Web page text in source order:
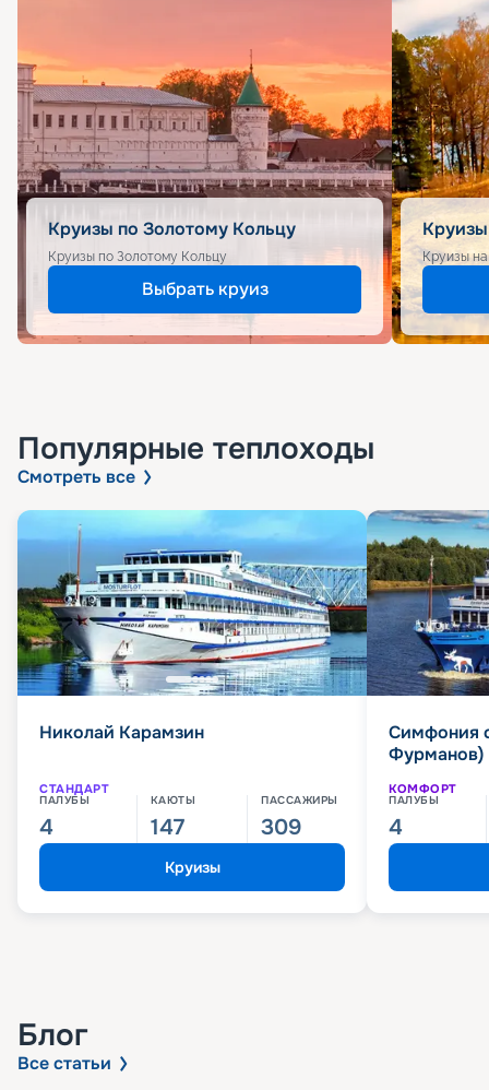
Круизы по Золотому Кольцу
Круизы по Золотому Кольцу
Выбрать круиз
Круизы
Популярные теплоходы
Смотреть все
Николай Карамзин
СТАНДАРТ
ПАЛУБЫ
4
КАЮТЫ
147
ПАССАЖИРЫ
309
Круизы
Симфония
Фурманов)
КОМФОРТ
ПАЛУБЫ
4
Блог
Все статьи